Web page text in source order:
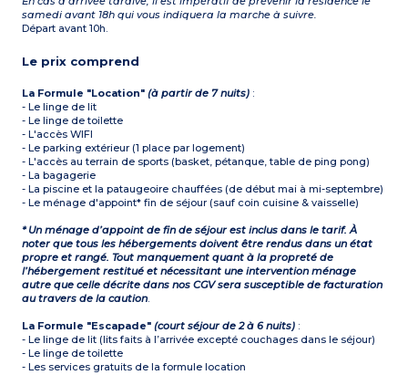
samedi avant 18h qui vous indiquera la marche à suivre.
Départ avant 10h.
Le prix comprend
La Formule "Location"(à partir de 7 nuits) :
- Le linge de lit
- Le linge de toilette
- L'accès WIFI
- Le parking extérieur (1 place par logement)
- L'accès au terrain de sports (basket, pétanque, table de ping pong)
- La bagagerie
- La piscine et la pataugeoire chauffées (de début mai à mi-septembre)
- Le ménage d'appoint* fin de séjour (sauf coin cuisine & vaisselle)
* Un ménage d’appoint de fin de séjour est inclus dans le tarif. À
noter que tous les hébergements doivent être rendus dans un état
propre et rangé. Tout manquement quant à la propreté de
l’hébergement restitué et nécessitant une intervention ménage
autre que celle décrite dans nos CGV sera susceptible de facturation
au travers de la caution.
La Formule "Escapade"(court séjour de 2 à 6 nuits) :
- Le linge de lit (lits faits à l’arrivée excepté couchages dans le séjour)
- Le linge de toilette
- Les services gratuits de la formule location